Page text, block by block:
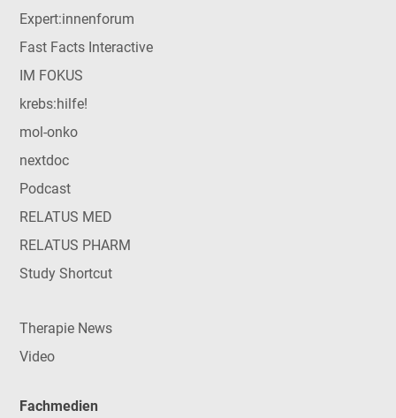
Expert:innenforum
Fast Facts Interactive
IM FOKUS
krebs:hilfe!
mol-onko
nextdoc
Podcast
RELATUS MED
RELATUS PHARM
Study Shortcut
Therapie News
Video
Fachmedien